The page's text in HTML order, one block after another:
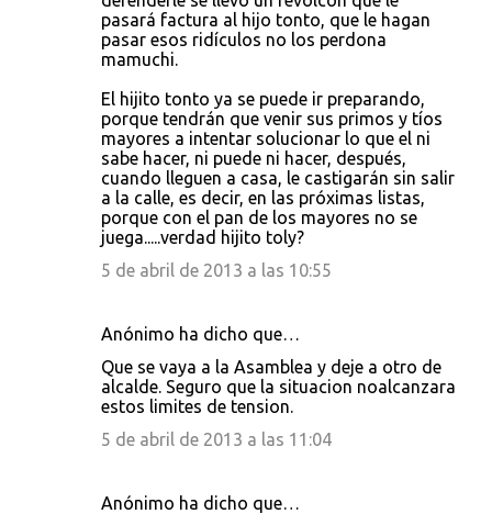
pasará factura al hijo tonto, que le hagan
pasar esos ridículos no los perdona
mamuchi.
El hijito tonto ya se puede ir preparando,
porque tendrán que venir sus primos y tíos
mayores a intentar solucionar lo que el ni
sabe hacer, ni puede ni hacer, después,
cuando lleguen a casa, le castigarán sin salir
a la calle, es decir, en las próximas listas,
porque con el pan de los mayores no se
juega.....verdad hijito toly?
5 de abril de 2013 a las 10:55
Anónimo ha dicho que…
Que se vaya a la Asamblea y deje a otro de
alcalde. Seguro que la situacion noalcanzara
estos limites de tension.
5 de abril de 2013 a las 11:04
Anónimo ha dicho que…